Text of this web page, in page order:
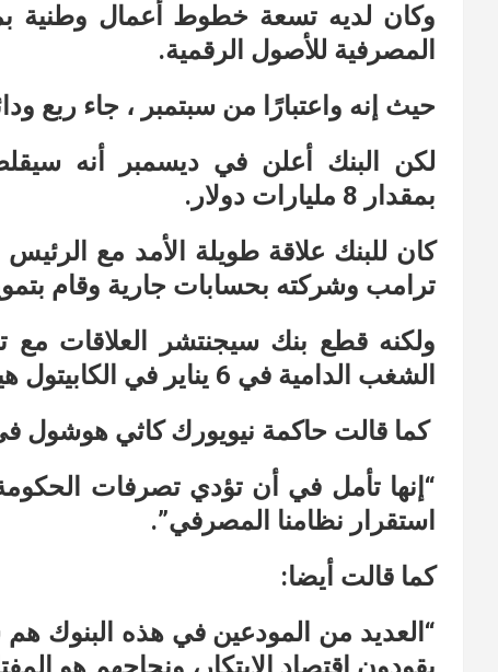
وكان لديه تسعة خطوط أعمال وطنية
المصرفية للأصول الرقمية.
حيث إنه واعتبارًا من سبتمبر ، جاء ربع
لكن البنك أعلن في ديسمبر أنه
بمقدار 8 مليارات دولار.
كان للبنك علاقة طويلة الأمد مع
ترامب وشركته بحسابات جارية وقام
الشغب الدامية في 6 يناير في الكابيتول هيل ، وحث ترامب على الاستقالة.
كما قالت حاكمة نيويورك كاثي هوشول
“إنها تأمل في أن تؤدي تصرفات الحكومة
استقرار نظامنا المصرفي”.
كما قالت أيضا:
“العديد من المودعين في هذه البنوك